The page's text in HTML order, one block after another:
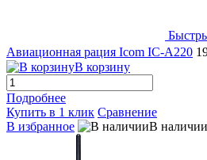
Авиационная рация Icom IC-A220
В корзину
Подробнее
Купить в 1 клик Сравнение
В избранное
В наличии